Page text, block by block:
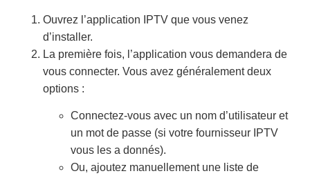
Ouvrez l’application IPTV que vous venez
d’installer.
La première fois, l’application vous demandera de
vous connecter. Vous avez généralement deux
options :
Connectez-vous avec un nom d’utilisateur et
un mot de passe (si votre fournisseur IPTV
vous les a donnés).
Ou, ajoutez manuellement une liste de